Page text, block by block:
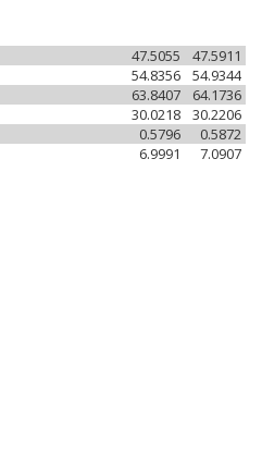
47.5911
47.5055
54.9344
54.8356
64.1736
63.8407
30.2206
30.0218
0.5872
0.5796
7.0907
6.9991